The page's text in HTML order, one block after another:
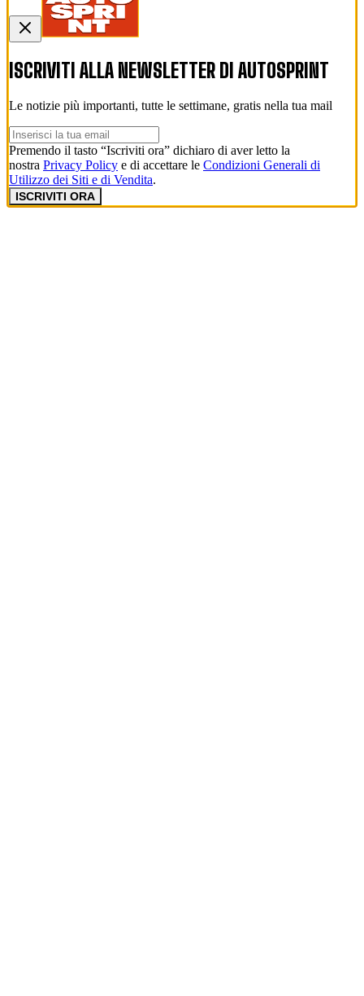
ISCRIVITI ALLA NEWSLETTER DI AUTOSPRINT
Le notizie più importanti, tutte le settimane, gratis nella tua mail
Premendo il tasto “Iscriviti ora” dichiaro di aver letto la
nostra Privacy Policy e di accettare le Condizioni Generali di
Utilizzo dei Siti e di Vendita.
ISCRIVITI ORA